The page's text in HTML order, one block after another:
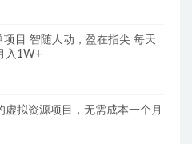
目 智随人动，盈在指尖 每天
入1W+
虚拟资源项目，无需成本一个月